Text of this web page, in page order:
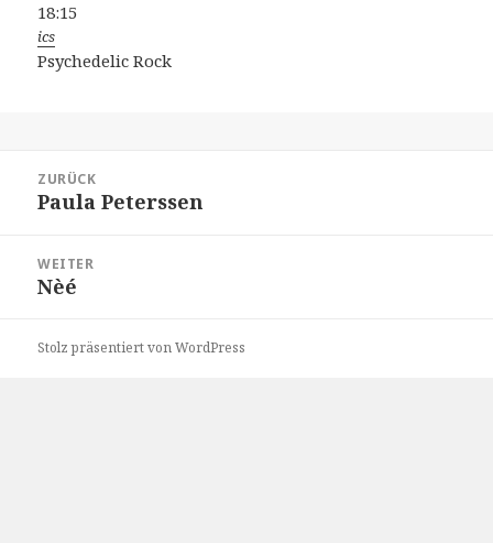
18:15
ics
Psychedelic Rock
ZURÜCK
Vorheriger
Paula Peterssen
WEITER
Nächster
Nèé
Stolz präsentiert von WordPress